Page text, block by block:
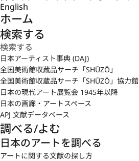
English
ホーム
検索する
日本アーティスト事典 (DAJ)
全国美術館収蔵品サーチ「SHŪZŌ」
全国美術館収蔵品サーチ「SHŪZŌ」協力館
日本の現代アート展覧会 1945年以降
日本の画廊・アートスペース
APJ 文献データベース
調べる/よむ
日本のアートを調べる
アートに関する文献の探し方